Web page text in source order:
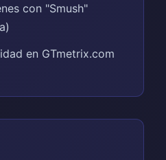
con "Smush"
en GTmetrix.com